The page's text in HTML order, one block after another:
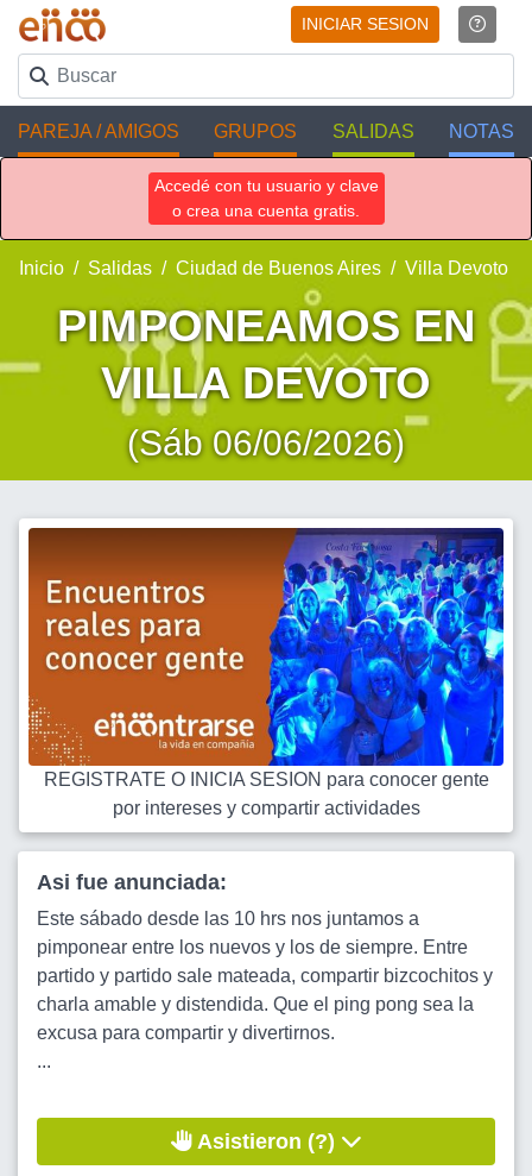
INICIAR SESION
PAREJA / AMIGOS GRUPOS SALIDAS NOTAS
Accedé con tu usuario y clave
o crea una cuenta gratis.
Inicio Salidas Ciudad de Buenos Aires Villa Devoto
PIMPONEAMOS EN
VILLA DEVOTO
(Sáb 06/06/2026)
REGISTRATE O INICIA SESION para conocer gente
por intereses y compartir actividades
Asi fue anunciada:
Este sábado desde las 10 hrs nos juntamos a
pimponear entre los nuevos y los de siempre. Entre
partido y partido sale mateada, compartir bizcochitos y
charla amable y distendida. Que el ping pong sea la
excusa para compartir y divertirnos.
...
Asistieron (?)